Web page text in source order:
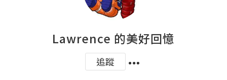
Lawrence 的美好回憶
追蹤